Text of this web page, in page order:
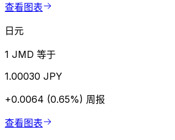
查看图表
日元
1 JMD 等于
1.00030 JPY
+0.0064 (0.65%) 周报
查看图表